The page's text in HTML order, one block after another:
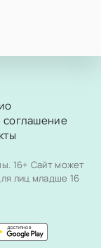
соглашение
16+ Сайт может
лиц младше 16